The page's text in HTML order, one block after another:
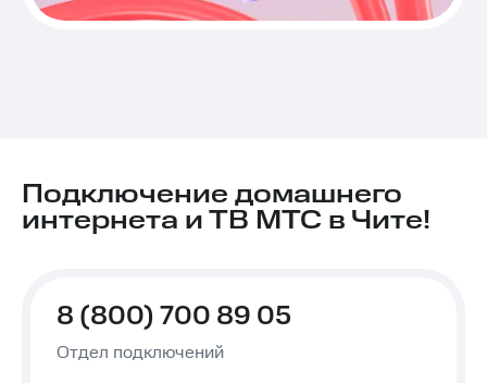
Подключение домашнего
интернета и ТВ МТС в Чите!
8 (800) 700 89 05
Отдел подключений